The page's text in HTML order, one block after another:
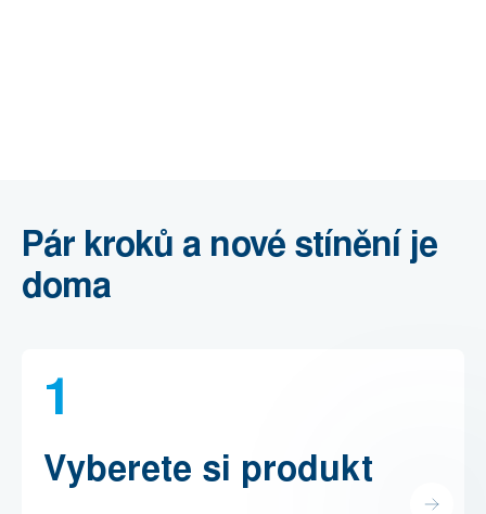
Pár kroků a nové stínění je
doma
1
Vyberete si produkt